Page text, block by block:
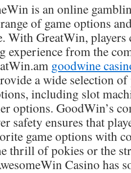
is an online
of game options
With GreatWin, players
experience from the
goodwine
a wide selection
including slot
options. GoodWin’s
safety ensures that
game options with
thrill of pokies or the
Casino has